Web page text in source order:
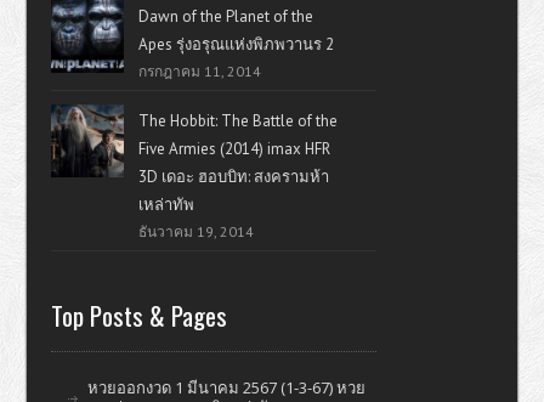
Dawn of the Planet of the
Apes รุ่งอรุณแห่งพิภพวานร 2
กรกฎาคม 11, 2014
The Hobbit: The Battle of the
Five Armies (2014) imax HFR
3D เดอะ ฮอบบิท: สงครามห้า
เหล่าทัพ
ธันวาคม 19, 2014
Top Posts & Pages
หวยออกงวด 1 มีนาคม 2567 (1-3-67) หวย